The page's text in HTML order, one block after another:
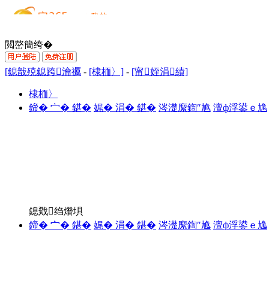
閲嶅簡绔�
[鎴戠殑鎴跨瀹禲 - [棣栭〉] - [甯姪涓績]
棣栭〉
鍗� 宀� 鍖� 娓� 涓� 鍖� 涔濋緳鍧″尯 澶ф浮鍙ｅ尯
鎴戣绉熸埧
鍗� 宀� 鍖� 娓� 涓� 鍖� 涔濋緳鍧″尯 澶ф浮鍙ｅ尯